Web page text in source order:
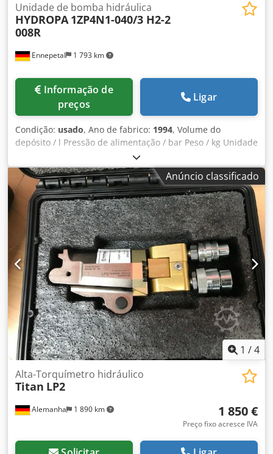
Ennepetal 1 793 km
Unidade de bomba hidráulica
HYDROPA 1ZP4N1-040/3 H2-2
008R
preços
Ligar
Condição: usado, Ano de fabrico: 1994, Volume do
depósito / l Pressão de alimentação / bar Peso / kg Unidade
hidráulica HYDROPA 1ZP4N1-040/3 H2-2 008R Vazão: 40/8
l/min Codezmapcjpfx Aamsha Potência: 5,5 kW Pmáx.:
60/210 bar
Anúncio classificado
1 /4
Alemanha 1 890 km
Alta-Torquímetro hidráulico
Titan LP2
1 850 €
Preço fixo acresce IVA